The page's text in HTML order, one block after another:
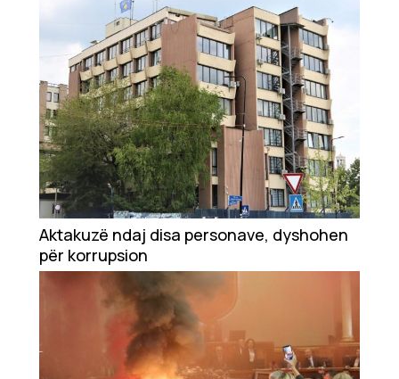
Udhëtime
DuVideo
Aktakuzë ndaj disa personave, dyshohen
për korrupsion